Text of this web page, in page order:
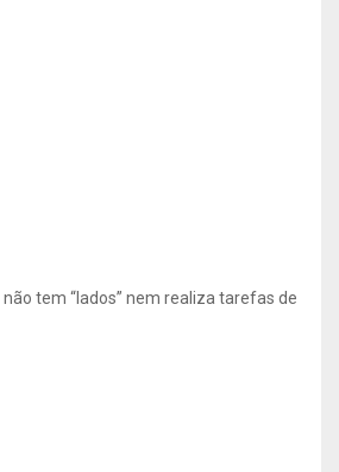
tem “lados” nem realiza tarefas de